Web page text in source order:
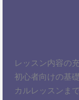
レッスン内容の
初心者向けの基
カルレッスンま